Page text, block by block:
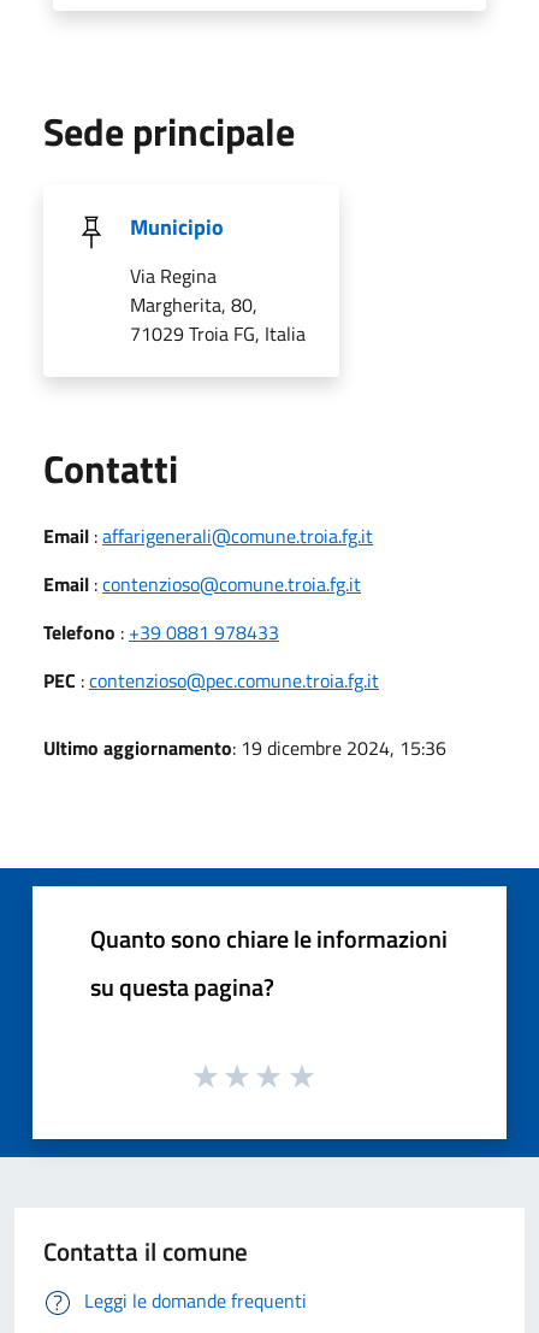
Sede principale
Municipio
Via Regina
Margherita, 80,
71029 Troia FG, Italia
Contatti
Email :affarigenerali@comune.troia.fg.it
Email :contenzioso@comune.troia.fg.it
Telefono : +39 0881 978433
PEC :contenzioso@pec.comune.troia.fg.it
Ultimo aggiornamento: 19 dicembre 2024, 15:36
Quanto sono chiare le informazioni
su questa pagina?
Contatta il comune
Leggi le domande frequenti